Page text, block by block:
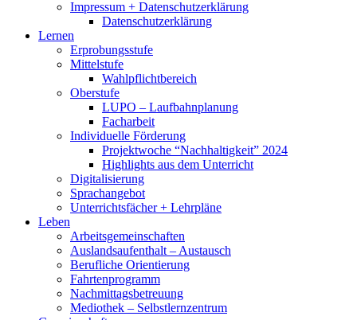
Impressum + Datenschutzerklärung
Datenschutzerklärung
Lernen
Erprobungsstufe
Mittelstufe
Wahlpflichtbereich
Oberstufe
LUPO – Laufbahnplanung
Facharbeit
Individuelle Förderung
Projektwoche “Nachhaltigkeit” 2024
Highlights aus dem Unterricht
Digitalisierung
Sprachangebot
Unterrichtsfächer + Lehrpläne
Leben
Arbeitsgemeinschaften
Auslandsaufenthalt – Austausch
Berufliche Orientierung
Fahrtenprogramm
Nachmittagsbetreuung
Mediothek – Selbstlernzentrum